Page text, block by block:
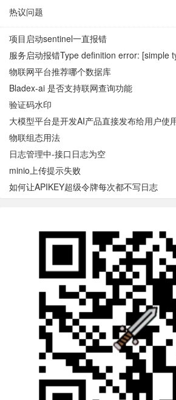
热议问题
项目启动sentinel一直报错
物联网平台推荐哪个数据库
Bladex-ai 是否支持联网查询功能
验证码水印
大模型平台是开发AI产品直接发布给用户使
物联组态用法
日志管理中-接口日志为空
minio上传提示失败
如何让APIKEY超级令牌每次都不写日志